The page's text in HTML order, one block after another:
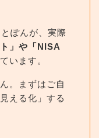
ぽんが、実際
」や「NISA
います。
。まずはご自
える化」する